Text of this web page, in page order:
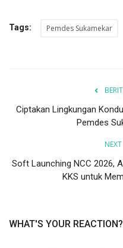
Tags: Pemdes Sukamekar
Ciptakan Lingkungan
Pemdes
Soft Launching NCC 2026,
KKS untuk
WHAT'S YOUR REACTION?